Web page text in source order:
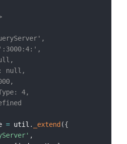
null,
4,
= util . _extend ({
,